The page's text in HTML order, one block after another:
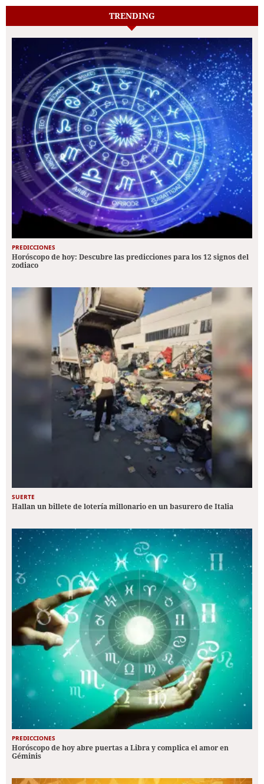
TRENDING
PREDICCIONES
Horóscopo de hoy: Descubre las predicciones para los 12 signos del
zodiaco
SUERTE
Hallan un billete de lotería millonario en un basurero de Italia
PREDICCIONES
Horóscopo de hoy abre puertas a Libra y complica el amor en
Géminis